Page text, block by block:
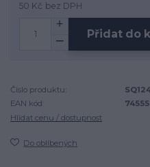
50 Kč bez DPH
Přidat do
Číslo produktu:
EAN kód:
Hlídat cenu / dostupnost
Do oblíbených